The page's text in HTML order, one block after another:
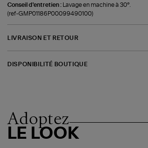
Conseil d'entretien : Lavage en machine à 30°.
(ref-GMP01186P00099490100)
LIVRAISON ET RETOUR
DISPONIBILITÉ BOUTIQUE
Adoptez
LE LOOK